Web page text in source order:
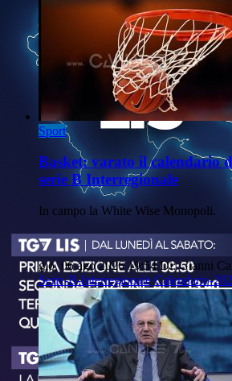
Sport
Basket: varato il calendario
serie B Interregionale
In campo la White Wise Monopoli.
gio, 06 ago 2026 19:54 Di: Gianni
Serie-B-Interregionale Calendario-